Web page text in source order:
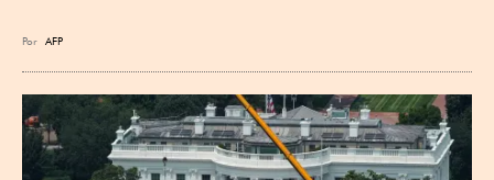
Por AFP